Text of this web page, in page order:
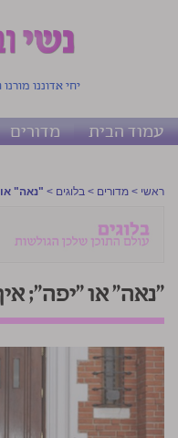
יחי אדוננו
עמוד הבית מדורים
ראשי > מדורים > בלוגים > "נאה"
"נאה" או "יפה";